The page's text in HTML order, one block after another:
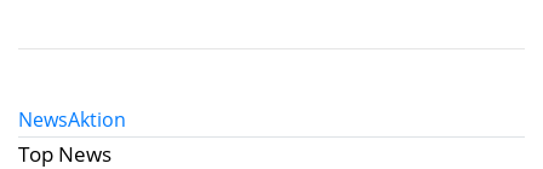
NewsAktion
Top News